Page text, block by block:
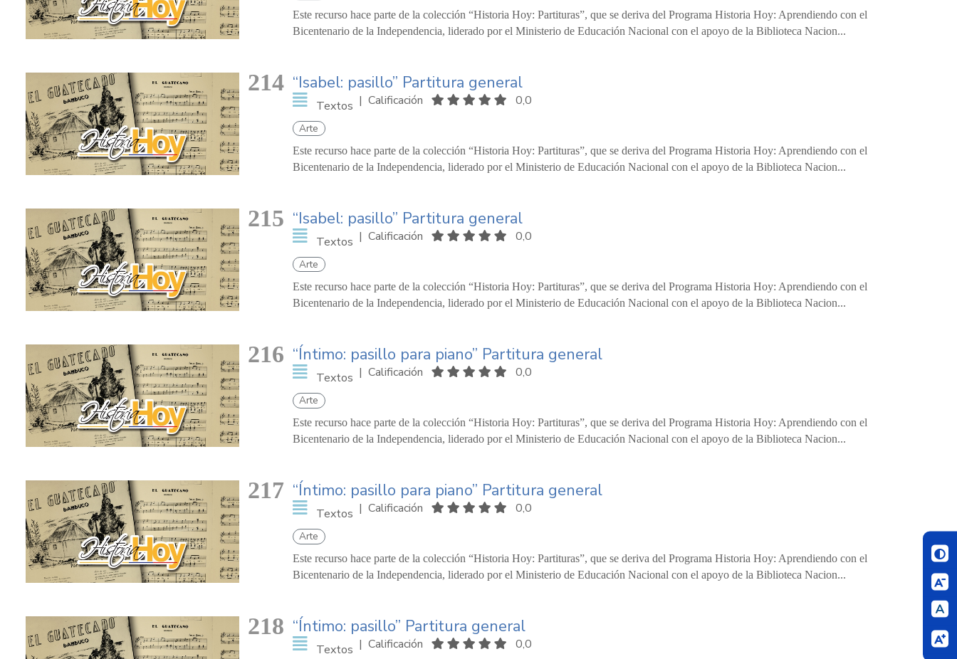
Este recurso hace parte de la colección “Historia Hoy: Partituras”, que se deriva del Programa Historia Hoy: Aprendiendo con el
Bicentenario de la Independencia, liderado por el Ministerio de Educación Nacional con el apoyo de la Biblioteca Nacion...
214 “Isabel: pasillo” Partitura general
Textos | Calificación 0,0
Arte
Este recurso hace parte de la colección “Historia Hoy: Partituras”, que se deriva del Programa Historia Hoy: Aprendiendo con el
Bicentenario de la Independencia, liderado por el Ministerio de Educación Nacional con el apoyo de la Biblioteca Nacion...
215 “Isabel: pasillo” Partitura general
Textos | Calificación 0,0
Arte
Este recurso hace parte de la colección “Historia Hoy: Partituras”, que se deriva del Programa Historia Hoy: Aprendiendo con el
Bicentenario de la Independencia, liderado por el Ministerio de Educación Nacional con el apoyo de la Biblioteca Nacion...
216 “Íntimo: pasillo para piano” Partitura general
Textos | Calificación 0,0
Arte
Este recurso hace parte de la colección “Historia Hoy: Partituras”, que se deriva del Programa Historia Hoy: Aprendiendo con el
Bicentenario de la Independencia, liderado por el Ministerio de Educación Nacional con el apoyo de la Biblioteca Nacion...
217 “Íntimo: pasillo para piano” Partitura general
Textos | Calificación 0,0
Arte
Este recurso hace parte de la colección “Historia Hoy: Partituras”, que se deriva del Programa Historia Hoy: Aprendiendo con el
Bicentenario de la Independencia, liderado por el Ministerio de Educación Nacional con el apoyo de la Biblioteca Nacion...
218 “Íntimo: pasillo” Partitura general
Textos | Calificación 0,0